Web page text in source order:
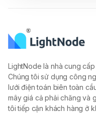
LightNode là nhà cung
Chúng tôi sử dụng công
lưới điện toán biên toàn
mây giá cả phải chăng và
tôi tiếp cận khách hàng ở